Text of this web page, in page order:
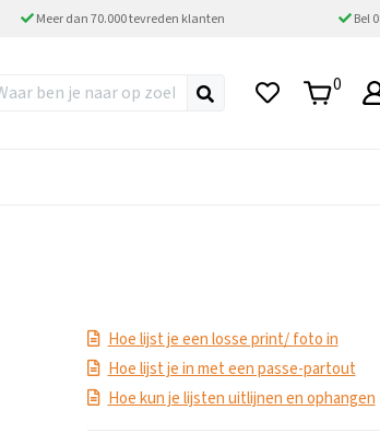
Meer dan 70.000 tevreden klanten Bel
0
Hoe lijst je een losse print/ foto in
Hoe lijst je in met een passe-partout
Hoe kun je lijsten uitlijnen en ophangen